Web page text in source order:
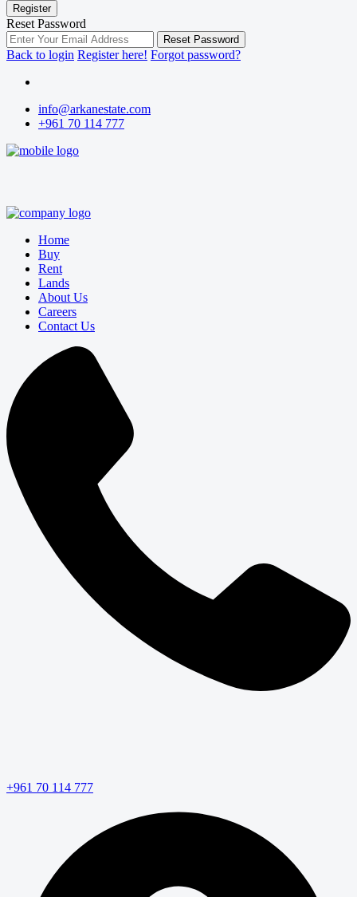
Register
Reset Password
Reset Password
Back to login Register here! Forgot password?
info@arkanestate.com
+961 70 114 777
Home
Buy
Rent
Lands
About Us
Careers
Contact Us
+961 70 114 777